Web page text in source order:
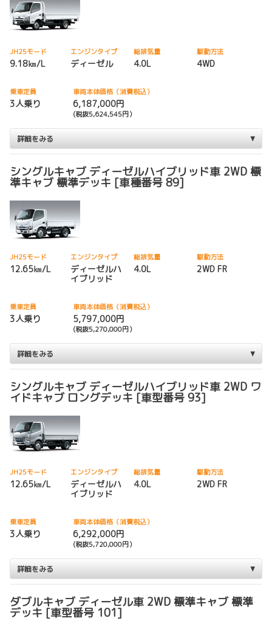
JH25モード
9.18㎞/L
エンジンタイプ
ディーゼル
総排気量
4.0L
駆動方法
4WD
乗車定員
3人乗り
車両本体価格（消費税込）
6,187,000円
(税抜5,624,545円）
詳細をみる
シングルキャブ ディーゼルハイブリッド車 2WD 標
準キャブ 標準デッキ [車種番号 89]
JH25モード
12.65㎞/L
エンジンタイプ
ディーゼルハ
イブリッド
総排気量
4.0L
駆動方法
2WD FR
乗車定員
3人乗り
車両本体価格（消費税込）
5,797,000円
(税抜5,270,000円）
詳細をみる
シングルキャブ ディーゼルハイブリッド車 2WD ワ
イドキャブ ロングデッキ [車型番号 93]
JH25モード
12.65㎞/L
エンジンタイプ
ディーゼルハ
イブリッド
総排気量
4.0L
駆動方法
2WD FR
乗車定員
3人乗り
車両本体価格（消費税込）
6,292,000円
(税抜5,720,000円）
詳細をみる
ダブルキャブ ディーゼル車 2WD 標準キャブ 標準
デッキ [車型番号 101]